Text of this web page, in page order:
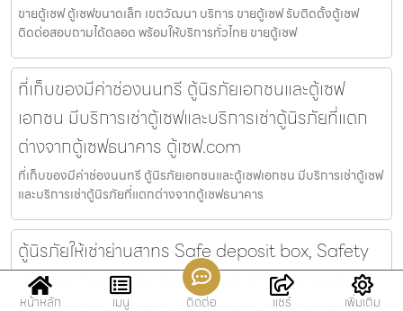
ขายตู้เซฟ ตู้เซฟขนาดเล็ก เขตวัฒนา บริการ ขายตู้เซฟ รับติดตั้งตู้เซฟ
ติดต่อสอบถามได้ตลอด พร้อมให้บริการทั่วไทย ขายตู้เซฟ
ที่เก็บของมีค่าช่องนนทรี ตู้นิรภัยเอกชนและตู้เซฟ
เอกชน มีบริการเช่าตู้เซฟและบริการเช่าตู้นิรภัยที่แตก
ต่างจากตู้เซฟธนาคาร ตู้เซฟ.com
ที่เก็บของมีค่าช่องนนทรี ตู้นิรภัยเอกชนและตู้เซฟเอกชน มีบริการเช่าตู้เซฟ
และบริการเช่าตู้นิรภัยที่แตกต่างจากตู้เซฟธนาคาร
ตู้นิรภัยให้เช่าย่านสาทร Safe deposit box, Safety
deposit box, Safe box rental, Private vault,
หน้าหลัก เมนู ติดต่อ แชร์ เพิ่มเติม